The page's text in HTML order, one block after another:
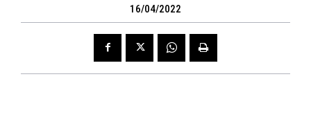
16/04/2022